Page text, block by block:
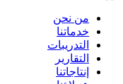
من نحن
خدماتنا
التدريبات
التقارير
إنتاجاتنا